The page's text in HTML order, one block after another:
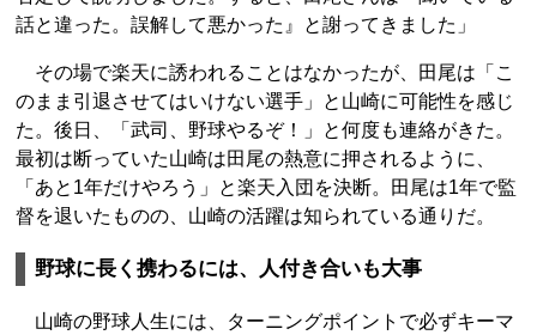
話と違った。誤解して悪かった』と謝ってきました」
その場で楽天に誘われることはなかったが、田尾は「こ
のまま引退させてはいけない選手」と山崎に可能性を感じ
た。後日、「武司、野球やるぞ！」と何度も連絡がきた。
最初は断っていた山崎は田尾の熱意に押されるように、
「あと1年だけやろう」と楽天入団を決断。田尾は1年で監
督を退いたものの、山崎の活躍は知られている通りだ。
野球に長く携わるには、人付き合いも大事
山崎の野球人生には、ターニングポイントで必ずキーマ